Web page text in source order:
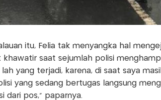
itu, Felia tak menyangka hal
khawatir saat sejumlah polisi
lah yang terjadi, karena, di saat saya
yang sedang bertugas langsung
dari pos," paparnya.